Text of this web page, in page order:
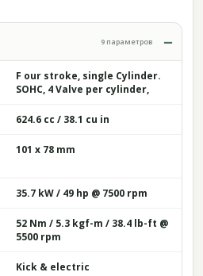
9 параметров
F our stroke, single Cylinder.
SOHC, 4 Valve per cylinder,
624.6 cc / 38.1 cu in
101 x 78 mm
35.7 kW / 49 hp @ 7500 rpm
52 Nm / 5.3 kgf-m / 38.4 lb-ft @
5500 rpm
Kick & electric